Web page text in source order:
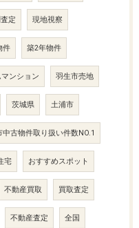
定 現地視察
件 築2年物件
ンション 羽生市売地
茨城県 土浦市
中古物件取り扱い件数NO.1
宅 おすすめスポット
不動産買取 買取査定
不動産査定 全国